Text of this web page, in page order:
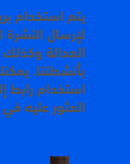
يتم استخدام
لإرسال النشرة
العدالة
بأنشطتنا.
استخدام رابط
العثور عليه في